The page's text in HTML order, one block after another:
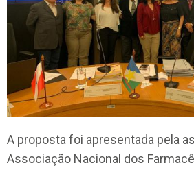
A proposta foi apresentada pela
Associação Nacional dos